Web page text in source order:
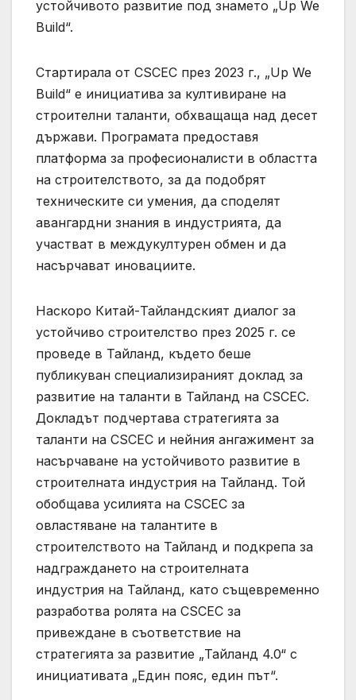
устойчивото развитие под знамето „Up We
Build“.
Стартирала от CSCEC през 2023 г., „Up We
Build“ е инициатива за култивиране на
строителни таланти, обхващаща над десет
държави. Програмата предоставя
платформа за професионалисти в областта
на строителството, за да подобрят
техническите си умения, да споделят
авангардни знания в индустрията, да
участват в междукултурен обмен и да
насърчават иновациите.
Наскоро Китай-Тайландският диалог за
устойчиво строителство през 2025 г. се
проведе в Тайланд, където беше
публикуван специализираният доклад за
развитие на таланти в Тайланд на CSCEC.
Докладът подчертава стратегията за
таланти на CSCEC и нейния ангажимент за
насърчаване на устойчивото развитие в
строителната индустрия на Тайланд. Той
обобщава усилията на CSCEC за
овластяване на талантите в
строителството на Тайланд и подкрепа за
надграждането на строителната
индустрия на Тайланд, като същевременно
разработва ролята на CSCEC за
привеждане в съответствие на
стратегията за развитие „Тайланд 4.0“ с
инициативата „Един пояс, един път“.